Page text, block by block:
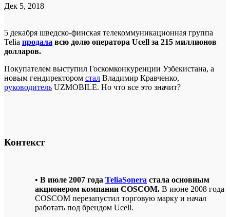
Дек 5, 2018
5 декабря шведско-финская телекоммуникационная группа
Telia продала всю долю оператора Ucell за 215 миллионов
долларов.
Покупателем выступил Госкомконкуренции Узбекистана, а
новым гендиректором стал Владимир Кравченко,
руководитель UZMOBILE. Но что все это значит?
Контекст
• В июле 2007 года TeliaSonera стала основным
акционером компании COSCOM. В июне 2008 года
COSCOM перезапустил торговую марку и начал
работать под брендом Ucell.